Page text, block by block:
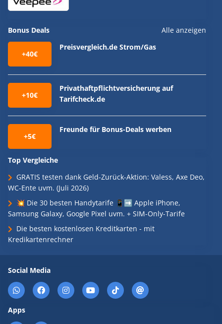
Bonus Deals Alle anzeigen
+40€
Preisvergleich.de Strom/Gas
+10€
Privathaftpflichtversicherung auf
Tarifcheck.de
+5€
Freunde für Bonus-Deals werben
Top Vergleiche
GRATIS testen dank Geld-Zurück-Aktion: Valess, Axe Deo,
WC-Ente uvm. (Juli 2026)
💥 Die 30 besten Handytarife 📱➡️ Apple iPhone,
Samsung Galaxy, Google Pixel uvm. + SIM-Only-Tarife
Die besten kostenlosen Kreditkarten - mit
Kredikartenrechner
Social Media
Apps